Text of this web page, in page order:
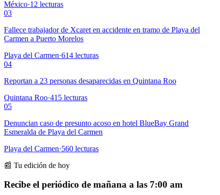
México·12 lecturas
03
Fallece trabajador de Xcaret en accidente en tramo de Playa del
Carmen a Puerto Morelos
Playa del Carmen·614 lecturas
04
Reportan a 23 personas desaparecidas en Quintana Roo
Quintana Roo·415 lecturas
05
Denuncian caso de presunto acoso en hotel BlueBay Grand
Esmeralda de Playa del Carmen
Playa del Carmen·560 lecturas
📰 Tu edición de hoy
Recibe el periódico de mañana a las 7:00 am